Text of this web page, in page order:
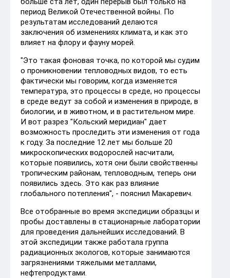
период Великой Отечественной войны. По
результатам исследований делаются
заключения об изменениях климата, и как это
влияет на флору и фауну морей.
"Это такая фоновая точка, по которой мы судим
о проникновении тепловодных видов, то есть
фактически мы говорим, когда изменяется
температура, это процессы в среде, но процессы
в среде ведут за собой и изменения в природе, в
биологии, и в животном, и в растительном мире.
И вот разрез "Кольский меридиан" дает
возможность проследить эти изменения от года
к году. За последние 12 лет мы больше 20
микроскопических водорослей насчитали,
которые появились, хотя они были свойственны
тропическим районам, тепловодным, теперь они
появились здесь. Это как раз влияние
глобального потепления", - пояснил Макаревич.
Все отобранные во время экспедиции образцы и
пробы доставлены в стационарные лаборатории
для проведения дальнейших исследований. В
этой экспедиции также работала группа
радиационных экологов, которые занимаются
загрязнениями тяжелыми металлами,
нефтепродуктами.